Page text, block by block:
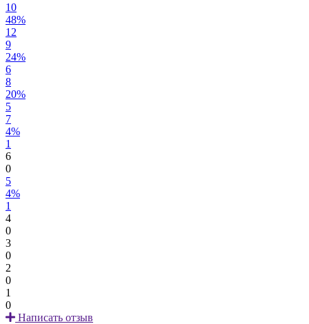
10
48%
12
9
24%
6
8
20%
5
7
4%
1
6
0
5
4%
1
4
0
3
0
2
0
1
0
Написать отзыв